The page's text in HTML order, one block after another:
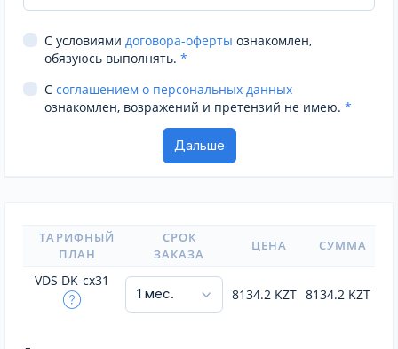
С условиями договора-оферты ознакомлен,
обязуюсь выполнять. *
С соглашением о персональных данных
ознакомлен, возражений и претензий не имею. *
ТАРИФНЫЙ
ПЛАН
СРОК
ЗАКАЗА
ЦЕНА СУММА
VDS DK-cx31
8134.2 KZT 8134.2 KZT